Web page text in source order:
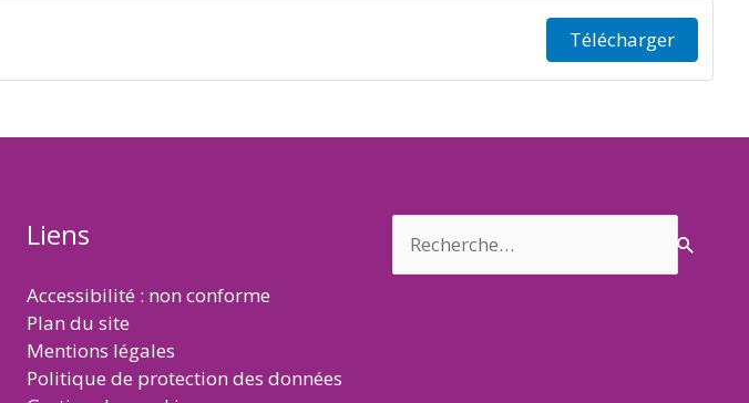
Télécharger
Liens
Accessibilité : non conforme
Plan du site
Mentions légales
Politique de protection des données